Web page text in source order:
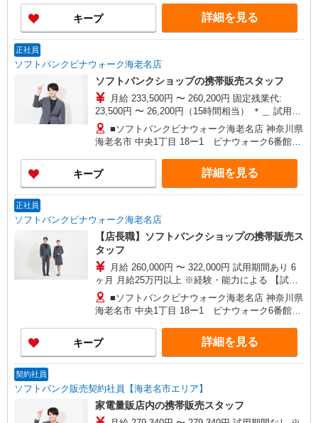
にかかわらず、固定残業代として支給し、相当時
間を超える時間外労働分は法定どおり追加で支給
します。 試用期間あり 3ヶ月 ※経験・能力による
キープ 詳細を見る
正社員
ソフトバンクビナウォーク海老名店
ソフトバンクショップの携帯販売スタッフ
月給 233,500円 〜 260,200円 固定残業代:
23,500円 〜 26,200円（15時間相当） ＊＿ 試用期
間あり 6ヶ月 月給25万円以上 ※経験・能力による
【試用期間】月給 233500 円 〜 260200 円
■ソフトバンクビナウォーク海老名店 神奈川県
海老名市 中央1丁目 18ー1 ビナウォーク6番館2
キープ 詳細を見る
正社員
ソフトバンクビナウォーク海老名店
【店長職】ソフトバンクショップの携帯販売ス
タッフ
月給 260,000円 〜 322,000円 試用期間あり 6
ヶ月 月給25万円以上 ※経験・能力による 【試用
期間】月給 260000 円 〜 322000 円
■ソフトバンクビナウォーク海老名店 神奈川県
海老名市 中央1丁目 18ー1 ビナウォーク6番館2
キープ 詳細を見る
契約社員
ソフトバンク販売契約社員【海老名市エリア】
家電量販店内の携帯販売スタッフ